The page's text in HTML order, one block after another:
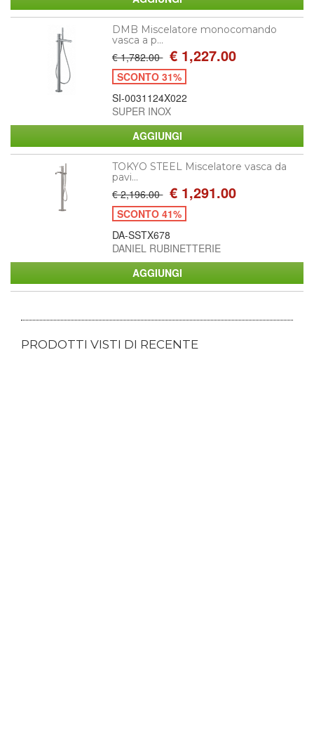
DMB Miscelatore monocomando
vasca a p...
€ 1,782.00 € 1,227.00
SCONTO 31%
SI-0031124X022
SUPER INOX
TOKYO STEEL Miscelatore vasca da
pavi...
€ 2,196.00 € 1,291.00
SCONTO 41%
DA-SSTX678
DANIEL RUBINETTERIE
PRODOTTI VISTI DI RECENTE